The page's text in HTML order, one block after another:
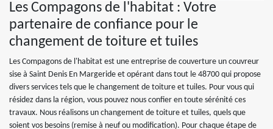
Les Compagons de l'habitat : Votre
partenaire de confiance pour le
changement de toiture et tuiles
Les Compagons de l'habitat est une entreprise de couverture un couvreur
sise à Saint Denis En Margeride et opérant dans tout le 48700 qui propose
divers services tels que le changement de toiture et tuiles. Pour vous qui
résidez dans la région, vous pouvez nous confier en toute sérénité ces
travaux. Nous réalisons un changement de toiture et tuiles, quels que
soient vos besoins (remise à neuf ou modification). Pour chaque étape de